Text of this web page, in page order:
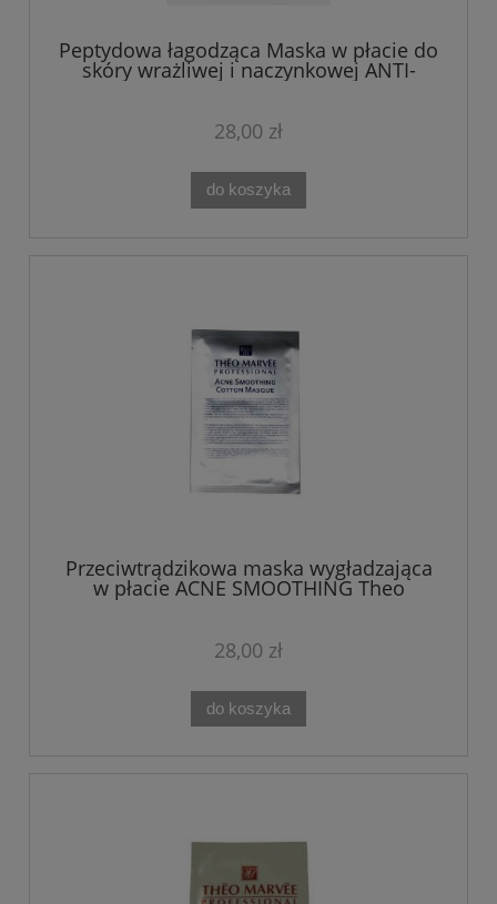
Peptydowa łagodząca Maska w płacie do
skóry wrażliwej i naczynkowej ANTI-
SENSITIVE Theo Marvee
28,00 zł
do koszyka
Przeciwtrądzikowa maska wygładzająca
w płacie ACNE SMOOTHING Theo
28,00 zł
do koszyka